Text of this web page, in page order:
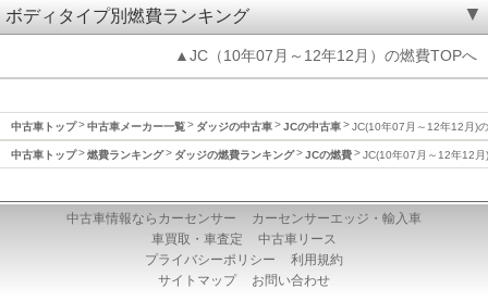
ボディタイプ別燃費ランキング
▲JC（10年07月～12年12月）の燃費TOPへ
中古車トップ 中古車メーカー一覧 ダッジの中古車 JCの中古車 JC(10年07月～12年12月)
中古車トップ 燃費ランキング ダッジの燃費ランキング JCの燃費 JC(10年07月～12年12月
中古車情報ならカーセンサー
カーセンサーエッジ・輸入車
車買取・車査定
中古車リース
プライバシーポリシー
利用規約
サイトマップ
お問い合わせ